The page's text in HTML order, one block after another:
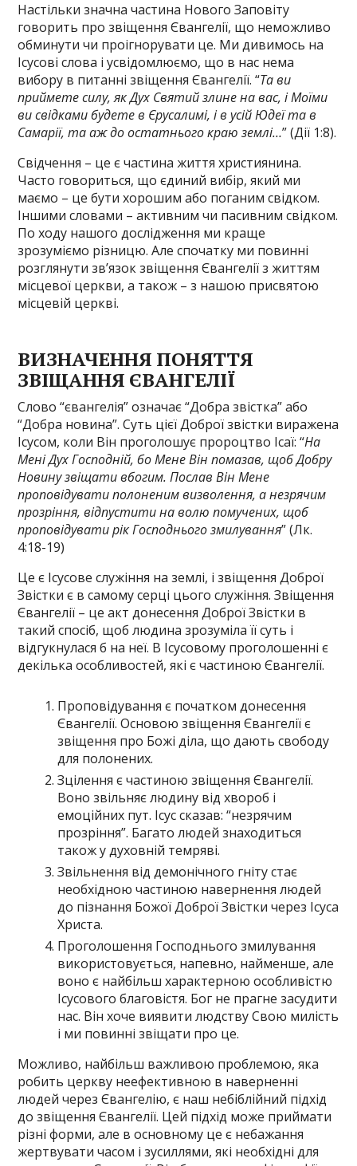
Настільки значна частина Нового Заповіту
говорить про звіщення Євангелії, що неможливо
обминути чи проігнорувати це. Ми дивимось на
Ісусові слова і усвідомлюємо, що в нас нема
вибору в питанні звіщення Євангелії. “Та ви
приймете силу, як Дух Святий злине на вас, і Моїми
ви свідками будете в Єрусалимі, і в усій Юдеї та в
Самарії, та аж до остатнього краю землі…” (Дії 1:8).
Свідчення – це є частина життя християнина.
Часто говориться, що єдиний вибір, який ми
маємо – це бути хорошим або поганим свідком.
Іншими словами – активним чи пасивним свідком.
По ходу нашого дослідження ми краще
зрозуміємо різницю. Але спочатку ми повинні
розглянути зв’язок звіщення Євангелії з життям
місцевої церкви, а також – з нашою присвятою
місцевій церкві.
ВИЗНАЧЕННЯ ПОНЯТТЯ
ЗВІЩАННЯ ЄВАНГЕЛІЇ
Слово “євангелія” означає “Добра звістка” або
“Добра новина”. Суть цієї Доброї звістки виражена
Ісусом, коли Він проголошує пророцтво Ісаї: “На
Мені Дух Господній, бо Мене Він помазав, щоб Добру
Новину звіщати вбогим. Послав Він Мене
проповідувати полоненим визволення, а незрячим
прозріння, відпустити на волю помучених, щоб
проповідувати рік Господнього змилування” (Лк.
4:18-19)
Це є Ісусове служіння на землі, і звіщення Доброї
Звістки є в самому серці цього служіння. Звіщення
Євангелії – це акт донесення Доброї Звістки в
такий спосіб, щоб людина зрозуміла її суть і
відгукнулася б на неї. В Ісусовому проголошенні є
декілька особливостей, які є частиною Євангелії.
Проповідування є початком донесення
Євангелії. Основою звіщення Євангелії є
звіщення про Божі діла, що дають свободу
для полонених.
Зцілення є частиною звіщення Євангелії.
Воно звільняє людину від хвороб і
емоційних пут. Ісус сказав: “незрячим
прозріння”. Багато людей знаходиться
також у духовній темряві.
Звільнення від демонічного гніту стає
необхідною частиною навернення людей
до пізнання Божої Доброї Звістки через Ісуса
Христа.
Проголошення Господнього змилування
використовується, напевно, найменше, але
воно є найбільш характерною особливістю
Ісусового благовістя. Бог не прагне засудити
нас. Він хоче виявити людству Свою милість
і ми повинні звіщати про це.
Можливо, найбільш важливою проблемою, яка
робить церкву неефективною в наверненні
людей через Євангелію, є наш небіблійний підхід
до звіщення Євангелії. Цей підхід може приймати
різні форми, але в основному це є небажання
жертвувати часом і зусиллями, які необхідні для